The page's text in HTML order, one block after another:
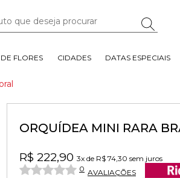
FLORES CIDADES DATAS ESPECIAIS
ORQUÍDEA MINI RARA
R$ 222,90 3x de R$ 74,30 sem juros
0 AVALIAÇÕES